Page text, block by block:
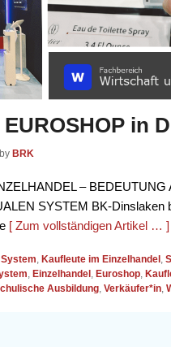
in
by BRK
–
SYSTEM BK-
[ Zum vollständigen Artikel … ]
, Kaufleute im Einzelhandel ,
, Einzelhandel , Euroshop,
Ausbildung, Verkäufer*in,